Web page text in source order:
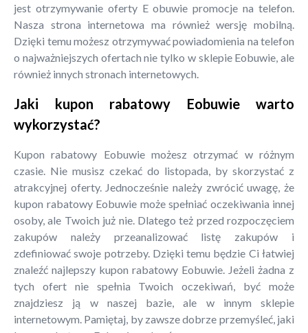
jest otrzymywanie oferty E obuwie promocje na telefon.
Nasza strona internetowa ma również wersję mobilną.
Dzięki temu możesz otrzymywać powiadomienia na telefon
o najważniejszych ofertach nie tylko w sklepie Eobuwie, ale
również innych stronach internetowych.
Jaki kupon rabatowy Eobuwie warto
wykorzystać?
Kupon rabatowy Eobuwie możesz otrzymać w różnym
czasie. Nie musisz czekać do listopada, by skorzystać z
atrakcyjnej oferty. Jednocześnie należy zwrócić uwagę, że
kupon rabatowy Eobuwie może spełniać oczekiwania innej
osoby, ale Twoich już nie. Dlatego też przed rozpoczęciem
zakupów należy przeanalizować listę zakupów i
zdefiniować swoje potrzeby. Dzięki temu będzie Ci łatwiej
znaleźć najlepszy kupon rabatowy Eobuwie. Jeżeli żadna z
tych ofert nie spełnia Twoich oczekiwań, być może
znajdziesz ją w naszej bazie, ale w innym sklepie
internetowym. Pamiętaj, by zawsze dobrze przemyśleć, jaki